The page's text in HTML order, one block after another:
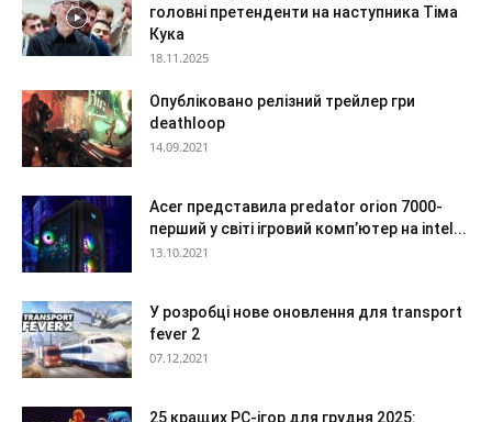
головні претенденти на наступника Тіма
Кука
18.11.2025
Опубліковано релізний трейлер гри
deathloop
14.09.2021
Acer представила predator orion 7000-
перший у світі ігровий комп’ютер на intel...
13.10.2021
У розробці нове оновлення для transport
fever 2
07.12.2021
25 кращих PC-ігор для грудня 2025: